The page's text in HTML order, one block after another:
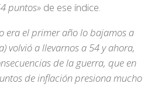
puntos» de ese índice.
era el primer año lo bajamos a
volvió a llevarnos a 54 y ahora,
de la guerra, que en
de inflación presiona mucho